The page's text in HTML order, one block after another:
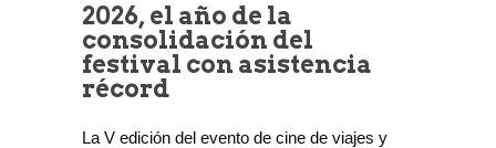
2026, el año de la
consolidación del
festival con asistencia
récord
La V edición del evento de cine de viajes y